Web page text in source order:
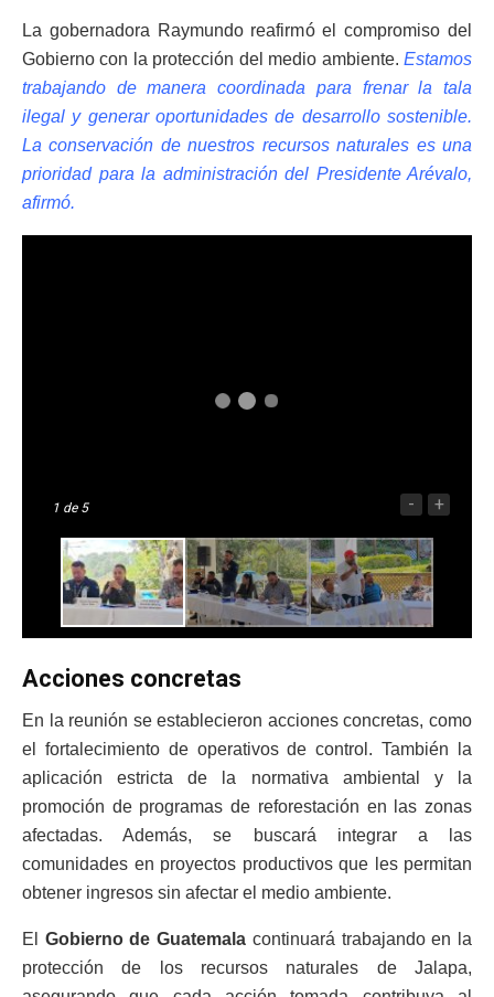
La gobernadora Raymundo reafirmó el compromiso del
Gobierno con la protección del medio ambiente. Estamos
trabajando de manera coordinada para frenar la tala
ilegal y generar oportunidades de desarrollo sostenible.
La conservación de nuestros recursos naturales es una
prioridad para la administración del Presidente Arévalo,
afirmó.
1 de 5 - +
Acciones concretas
En la reunión se establecieron acciones concretas, como
el fortalecimiento de operativos de control. También la
aplicación estricta de la normativa ambiental y la
promoción de programas de reforestación en las zonas
afectadas. Además, se buscará integrar a las
comunidades en proyectos productivos que les permitan
obtener ingresos sin afectar el medio ambiente.
El Gobierno de Guatemala continuará trabajando en la
protección de los recursos naturales de Jalapa,